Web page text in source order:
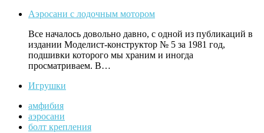
Аэросани с лодочным мотором
Все началось довольно давно, с одной из публикаций в
издании Моделист-конструктор № 5 за 1981 год,
подшивки которого мы храним и иногда
просматриваем. В…
Игрушки
амфибия
аэросани
болт крепления